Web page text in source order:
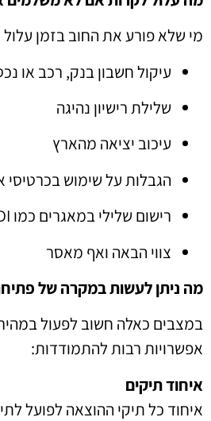
מי שלא פורע את החוב בזמן
עיקול חשבון בנק, רכב או
שלילת רישיון נהיגה
עיכוב יציאה מהארץ
הגבלות על שימוש בכרטיסי
רישום שלילי במאגרים כמו BDI
צווי הבאה ואף מאסר
מה ניתן לעשות במקרה של
במצבים כאלה חשוב לפעול
אפשרויות רבות להתמודדות:
איחוד תיקים
איחוד כל תיקי ההוצאה לפועל